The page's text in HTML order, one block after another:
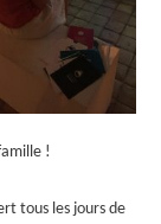
!
tous les jours de